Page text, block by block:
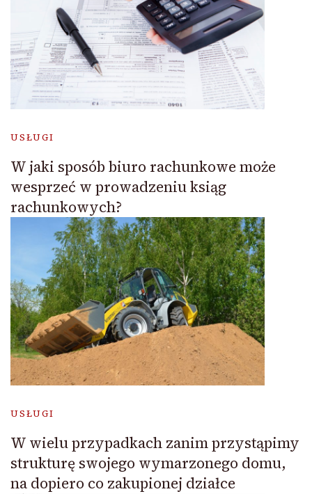
USŁUGI
W jaki sposób biuro rachunkowe może
wesprzeć w prowadzeniu ksiąg
rachunkowych?
USŁUGI
W wielu przypadkach zanim przystąpimy
strukturę swojego wymarzonego domu,
na dopiero co zakupionej działce